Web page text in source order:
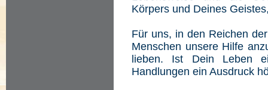
Körpers und Deines
Für uns, in den Reichen
Menschen unsere Hilfe
lieben. Ist Dein Leben
Handlungen ein Ausdruck